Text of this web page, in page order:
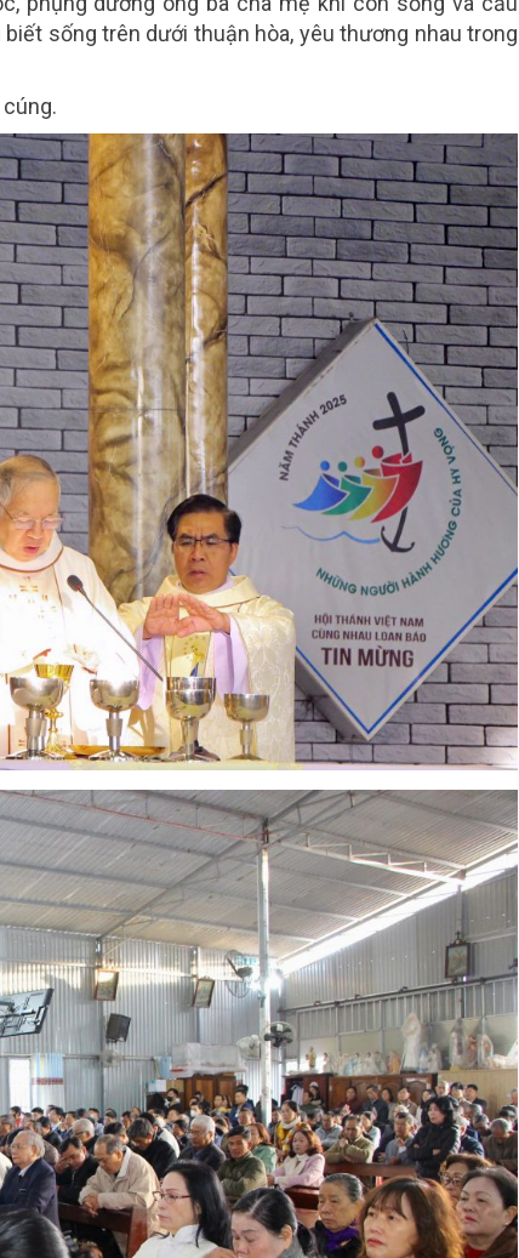
sống trên dưới thuận hòa, yêu thương nhau trong